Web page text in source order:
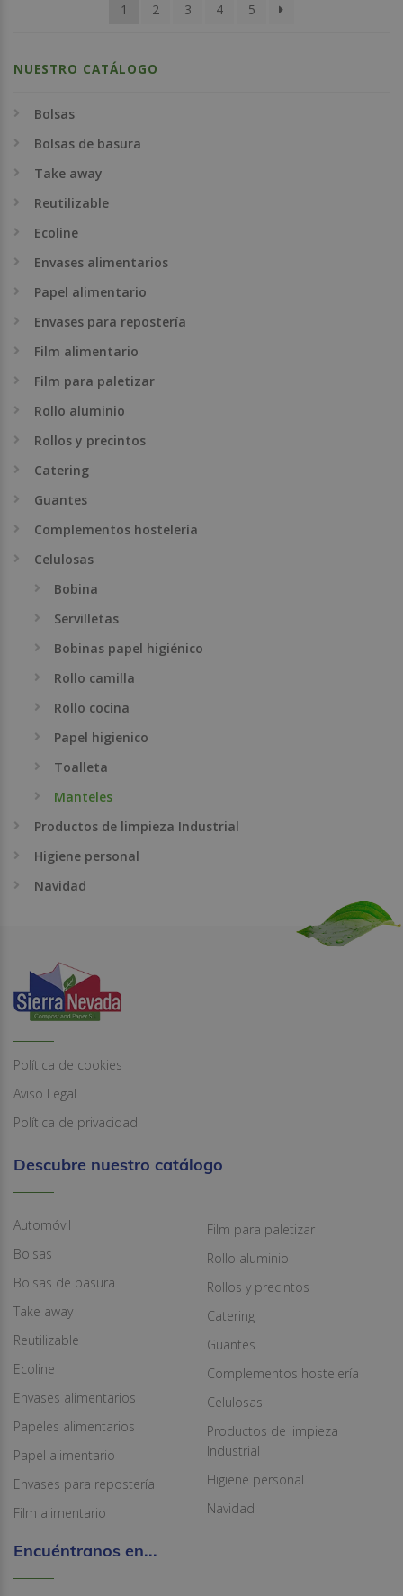
1 2 3 4 5
NUESTRO CATÁLOGO
Bolsas
Bolsas de basura
Take away
Reutilizable
Ecoline
Envases alimentarios
Papel alimentario
Envases para repostería
Film alimentario
Film para paletizar
Rollo aluminio
Rollos y precintos
Catering
Guantes
Complementos hostelería
Celulosas
Bobina
Servilletas
Bobinas papel higiénico
Rollo camilla
Rollo cocina
Papel higienico
Toalleta
Manteles
Productos de limpieza Industrial
Higiene personal
Navidad
Política de cookies
Aviso Legal
Política de privacidad
Descubre nuestro catálogo
Automóvil
Bolsas
Bolsas de basura
Take away
Reutilizable
Ecoline
Envases alimentarios
Papeles alimentarios
Papel alimentario
Envases para repostería
Film alimentario
Film para paletizar
Rollo aluminio
Rollos y precintos
Catering
Guantes
Complementos hostelería
Celulosas
Productos de limpieza
Industrial
Higiene personal
Navidad
Encuéntranos en...